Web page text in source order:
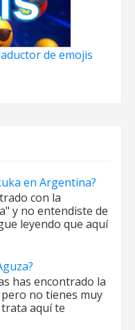
de emojis
en Argentina?
con la
y no entendiste de
leyendo que aquí
has encontrado la
no tienes muy
aquí te